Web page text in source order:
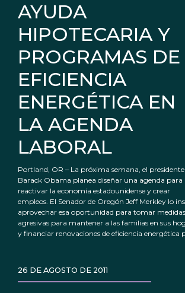
AYUDA
HIPOTECARIA Y
PROGRAMAS DE
EFICIENCIA
ENERGÉTICA EN
LA AGENDA
LABORAL
Portland, OR – La próxima semana, el presidente
Barack Obama planea diseñar una agenda para
reactivar la economía estadounidense y crear
empleos. El Senador de Oregón Jeff Merkley lo
aprovechar esa oportunidad para tomar medidas
agresivas para mantener a las familias en sus
y financiar renovaciones de eficiencia energética
26 DE AGOSTO DE 2011